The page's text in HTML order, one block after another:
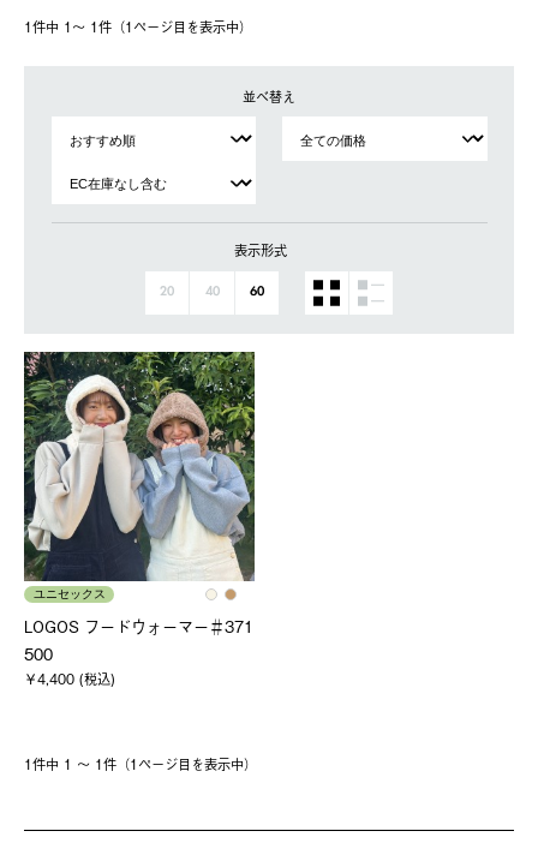
1件中 1〜 1件（1ページ⽬を表⽰中）
並べ替え
表示形式
20 40 60
ユニセックス
LOGOS フードウォーマー＃371
500
￥4,400 (税込)
1件中 1 〜 1件（1ページ⽬を表⽰中）